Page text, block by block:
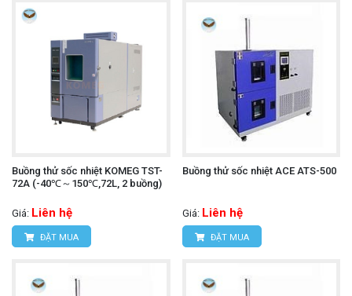
Buồng thử sốc nhiệt KOMEG TST-
72A (-40℃～150℃,72L, 2 buồng)
Giá: Liên hệ
ĐẶT MUA
Buồng thử sốc nhiệt ACE ATS-500
Giá: Liên hệ
ĐẶT MUA